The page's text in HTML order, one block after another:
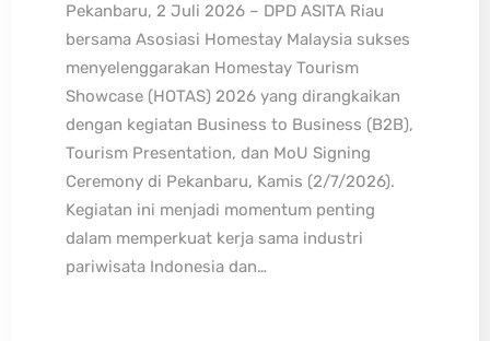
Pekanbaru, 2 Juli 2026 – DPD ASITA Riau
bersama Asosiasi Homestay Malaysia sukses
menyelenggarakan Homestay Tourism
Showcase (HOTAS) 2026 yang dirangkaikan
dengan kegiatan Business to Business (B2B),
Tourism Presentation, dan MoU Signing
Ceremony di Pekanbaru, Kamis (2/7/2026).
Kegiatan ini menjadi momentum penting
dalam memperkuat kerja sama industri
pariwisata Indonesia dan…